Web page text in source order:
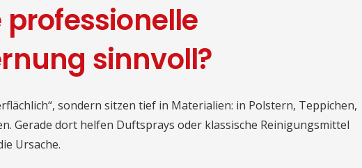
sinnvoll?
sondern sitzen tief in Materialien: in Polstern, Teppichen,
Gerade dort helfen Duftsprays oder klassische Reinigungsmittel
Ursache.